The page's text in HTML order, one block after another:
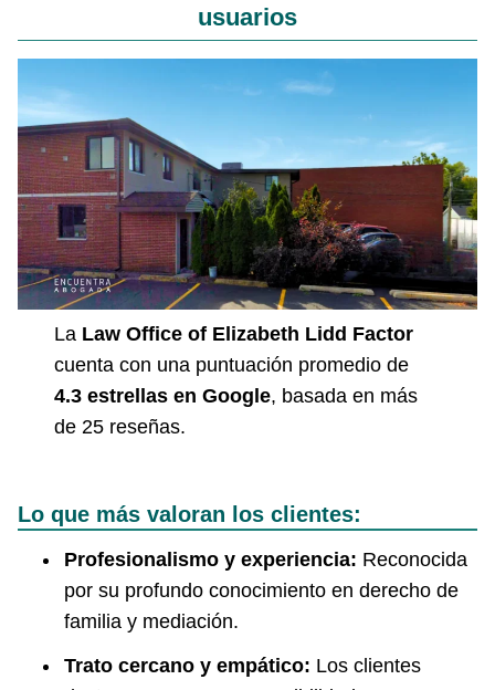
usuarios
La Law Office of Elizabeth Lidd Factor
cuenta con una puntuación promedio de
4.3 estrellas en Google, basada en más
de 25 reseñas.
Lo que más valoran los clientes:
Profesionalismo y experiencia: Reconocida
por su profundo conocimiento en derecho de
familia y mediación.
Trato cercano y empático: Los clientes